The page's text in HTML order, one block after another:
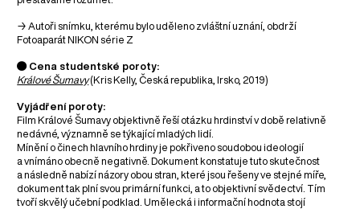
→ Autoři snímku, kterému bylo uděleno zvláštní uznání, obdrží
Fotoaparát NIKON série Z
● Cena studentské poroty:
Králové Šumavy(Kris Kelly, Česká republika, Irsko, 2019)
Vyjádření poroty:
Film Králové Šumavy objektivně řeší otázku hrdinství v době relativně
nedávné, významně se týkající mladých lidí.
Mínění o činech hlavního hrdiny je pokřiveno soudobou ideologií
a vnímáno obecně negativně. Dokument konstatuje tuto skutečnost
a následně nabízí názory obou stran, které jsou řešeny ve stejné míře,
dokument tak plní svou primární funkci, a to objektivní svědectví. Tím
tvoří skvělý učební podklad. Umělecká i informační hodnota stojí